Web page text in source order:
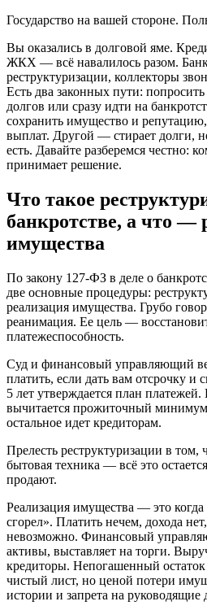
Государство на вашей стороне.
Вы оказались в долговой яме.
ЖКХ — всё навалилось разом.
реструктуризации, коллекторы
Есть два законных пути:
долгов или сразу идти на
сохранить имущество и
выплат. Другой — стирает долги,
есть. Давайте разберемся честно:
принимает решение.
Что такое
банкротстве, а что —
имущества
По закону 127-ФЗ в деле о
две основные процедуры:
реализация имущества. Грубо
реанимация. Ее цель —
платежеспособность.
Суд и финансовый управляющий
платить, если дать вам отсрочку и
5 лет утверждается план
вычитается прожиточный
остальное идет кредиторам.
Прелесть реструктуризации в том,
бытовая техника — всё это
продают.
Реализация имущества — это
сгорел». Платить нечем, дохода
невозможно. Финансовый
активы, выставляет на торги.
кредиторы. Непогашенный остаток
чистый лист, но ценой потери
истории и запрета на руководящие